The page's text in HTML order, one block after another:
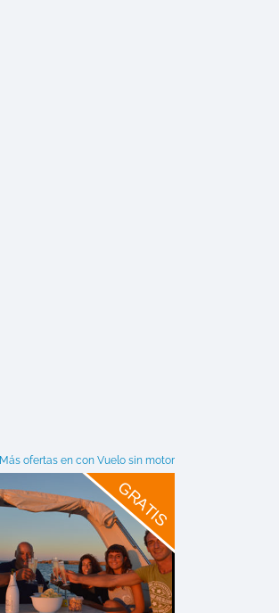
Más ofertas en con Vuelo sin motor
GRATIS